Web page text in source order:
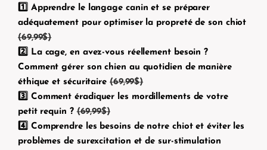
1️⃣ Apprendre le langage canin et se préparer
adéquatement pour optimiser la propreté de son chiot
(69,99$)
2️⃣ La cage, en avez-vous réellement besoin ?
Comment gérer son chien au quotidien de manière
éthique et sécuritaire (69,99$)
3️⃣ Comment éradiquer les mordillements de votre
petit requin ?(69,99$)
4️⃣ Comprendre les besoins de notre chiot et éviter les
problèmes de surexcitation et de sur-stimulation